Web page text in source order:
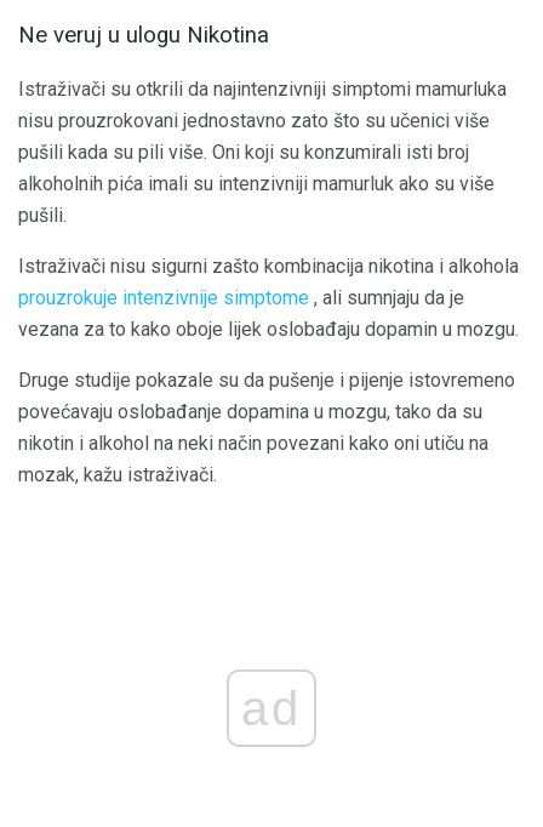
Ne veruj u ulogu Nikotina
Istraživači su otkrili da najintenzivniji simptomi mamurluka
nisu prouzrokovani jednostavno zato što su učenici više
pušili kada su pili više. Oni koji su konzumirali isti broj
alkoholnih pića imali su intenzivniji mamurluk ako su više
pušili.
Istraživači nisu sigurni zašto kombinacija nikotina i alkohola
prouzrokuje intenzivnije simptome , ali sumnjaju da je
vezana za to kako oboje lijek oslobađaju dopamin u mozgu.
Druge studije pokazale su da pušenje i pijenje istovremeno
povećavaju oslobađanje dopamina u mozgu, tako da su
nikotin i alkohol na neki način povezani kako oni utiču na
mozak, kažu istraživači.
ad